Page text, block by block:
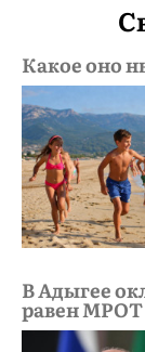
Какое оно
В Адыгее
равен МРОТ